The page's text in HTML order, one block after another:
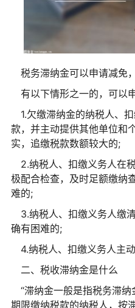
税务滞纳金可以申请减免
有以下情形之一的，可以
1.欠缴滞纳金的纳税人、
款，并主动提供其他单位和
实，追缴税款数额较大的;
2.纳税人、扣缴义务人在
极配合检查，及时足额缴纳
难的;
3.纳税人、扣缴义务人缴
确有困难的;
4.纳税人、扣缴义务人主
二、税收滞纳金是什么
“滞纳金一般是指税务滞
期限缴纳税款的纳税人，按